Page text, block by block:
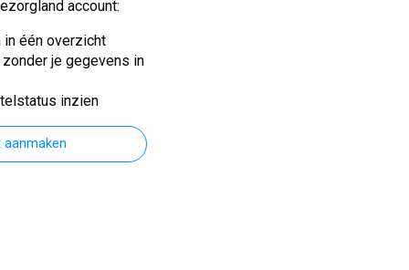
account:
één overzicht
je gegevens in
inzien